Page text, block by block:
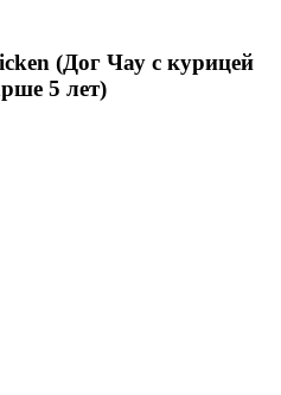
(Дог Чау с курицей
5 лет)